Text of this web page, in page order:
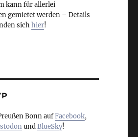
kann für allerlei
gemietet werden – Details
sichhier!
Bonn aufFacebook,
undBlueSky!